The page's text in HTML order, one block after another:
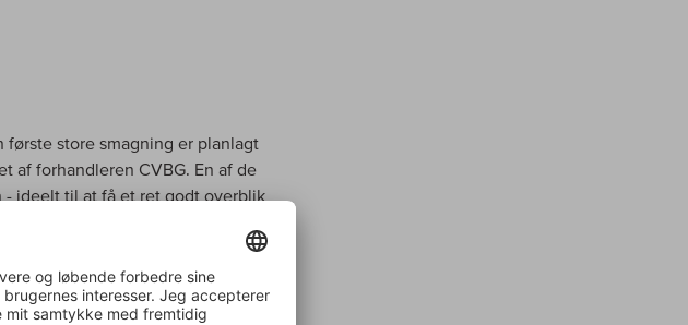
store smagning er planlagt
af forhandleren CVBG. En af de
ideelt til at få et ret godt overblik
ud her.
er en
repræsentant - helt oppe i
.LascombesogRauzan-Segla